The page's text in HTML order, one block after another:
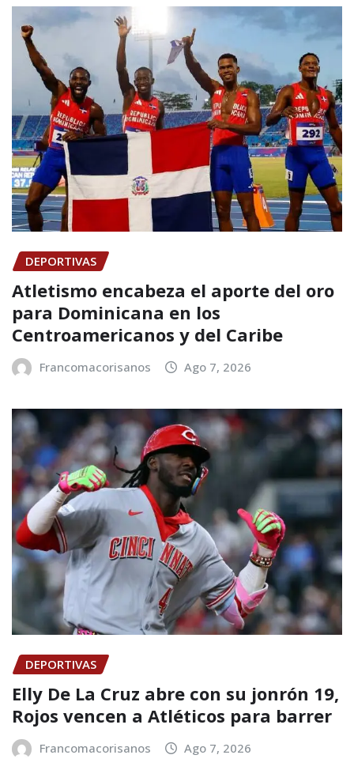
DEPORTIVAS
Atletismo encabeza el aporte del oro
para Dominicana en los
Centroamericanos y del Caribe
Francomacorisanos Ago 7, 2026
DEPORTIVAS
Elly De La Cruz abre con su jonrón 19,
Rojos vencen a Atléticos para barrer
Francomacorisanos Ago 7, 2026